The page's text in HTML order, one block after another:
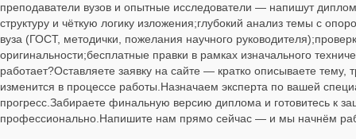
преподаватели вузов и опытные исследователи — напишут
структуру и чёткую логику изложения;глубокий анализ темы с
вуза (ГОСТ, методички, пожелания научного
оригинальности;бесплатные правки в рамках изначального
работает?Оставляете заявку на сайте — кратко описываете
изменится в процессе работы.Назначаем эксперта по вашей
прогресс.Забираете финальную версию диплома и готовитесь к
профессионально.Напишите нам прямо сейчас — и мы начнём